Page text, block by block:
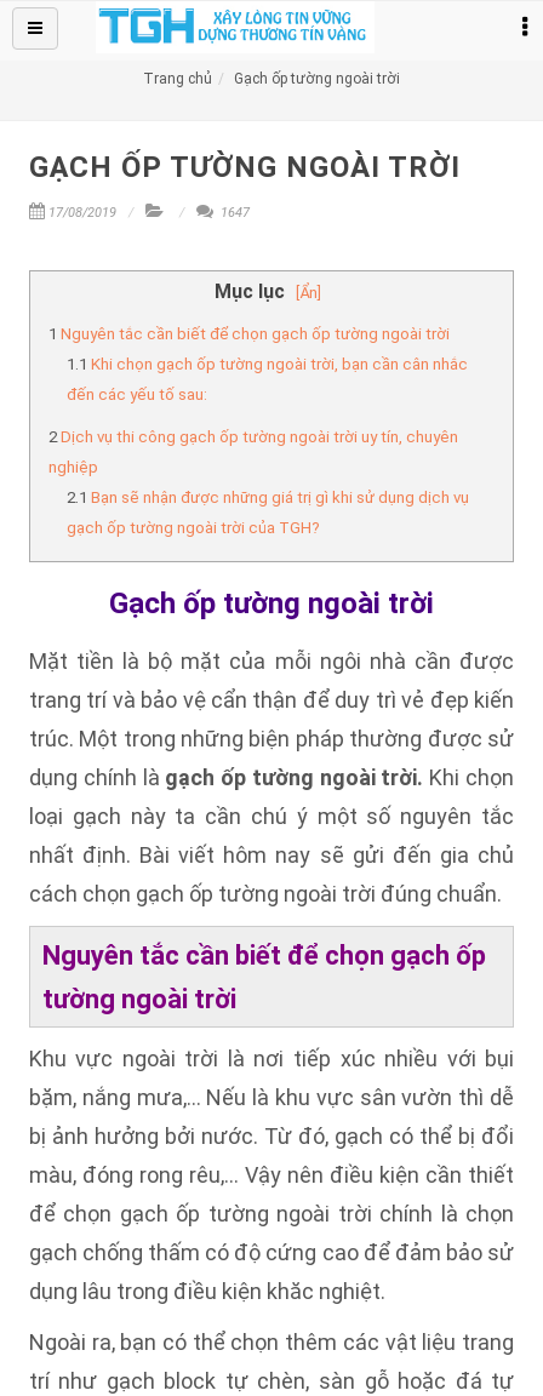
TRANG CHỦ
+
DỊCH VỤ CHỐNG THẤM +
Thi Công
TIN TỨC
Trang chủ Gạch ốp tường ngoài trời
GẠCH ỐP TƯỜNG NGOÀI TRỜI
17/08/2019 1647
Mục lục [Ẩn]
Nguyên tắc cần biết để chọn gạch ốp tường ngoài trời
Khi chọn gạch ốp tường ngoài trời, bạn cần cân nhắc
đến các yếu tố sau:
Dịch vụ thi công gạch ốp tường ngoài trời uy tín, chuyên
nghiệp
Bạn sẽ nhận được những giá trị gì khi sử dụng dịch vụ
gạch ốp tường ngoài trời của TGH?
Gạch ốp tường ngoài trời
Mặt tiền là bộ mặt của mỗi ngôi nhà cần được
trang trí và bảo vệ cẩn thận để duy trì vẻ đẹp kiến
trúc. Một trong những biện pháp thường được sử
dụng chính là gạch ốp tường ngoài trời. Khi chọn
loại gạch này ta cần chú ý một số nguyên tắc
nhất định. Bài viết hôm nay sẽ gửi đến gia chủ
cách chọn gạch ốp tường ngoài trời đúng chuẩn.
Nguyên tắc cần biết để chọn gạch ốp
tường ngoài trời
Khu vực ngoài trời là nơi tiếp xúc nhiều với bụi
bặm, nắng mưa,… Nếu là khu vực sân vườn thì dễ
bị ảnh hưởng bởi nước. Từ đó, gạch có thể bị đổi
màu, đóng rong rêu,… Vậy nên điều kiện cần thiết
để chọn gạch ốp tường ngoài trời chính là chọn
gạch chống thấm có độ cứng cao để đảm bảo sử
dụng lâu trong điều kiện khăc nghiệt.
Ngoài ra, bạn có thể chọn thêm các vật liệu trang
trí như gạch block tự chèn, sàn gỗ hoặc đá tự